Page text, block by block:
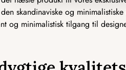
skandinaviske og
og minimalistisk tilgang til